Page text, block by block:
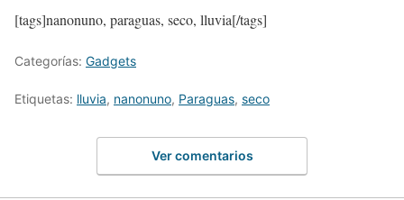
[tags]nanonuno, paraguas, seco, lluvia[/tags]
Categorías: Gadgets
Etiquetas: lluvia, nanonuno, Paraguas, seco
Ver comentarios